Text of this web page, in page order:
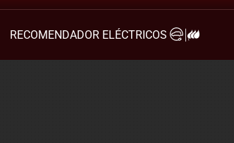
RECOMENDADOR ELÉCTRICOS